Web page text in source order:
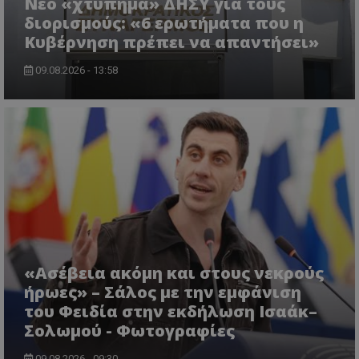
διορισμούς: «6 ερωτήματα που η
Κυβέρνηση πρέπει να απαντήσει»
09.08.2026 - 13:58
«Ασέβεια ακόμη και στους νεκρούς
ήρωες» – Σάλος με την εμφάνιση
του Φειδία στην εκδήλωση Ισαάκ–
Σολωμού - Φωτογραφίες